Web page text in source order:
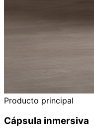
Producto principal
Cápsula inmersiva